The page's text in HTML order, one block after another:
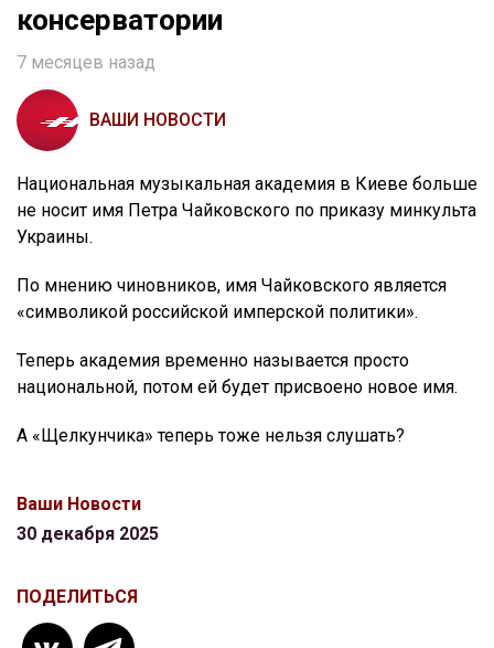
консерватории
7 месяцев назад
ВАШИ НОВОСТИ
Национальная музыкальная академия в Киеве больше
не носит имя Петра Чайковского по приказу минкульта
Украины.
По мнению чиновников, имя Чайковского является
«символикой российской имперской политики».
Теперь академия временно называется просто
национальной, потом ей будет присвоено новое имя.
А «Щелкунчика» теперь тоже нельзя слушать?
Ваши Новости
30 декабря 2025
ПОДЕЛИТЬСЯ